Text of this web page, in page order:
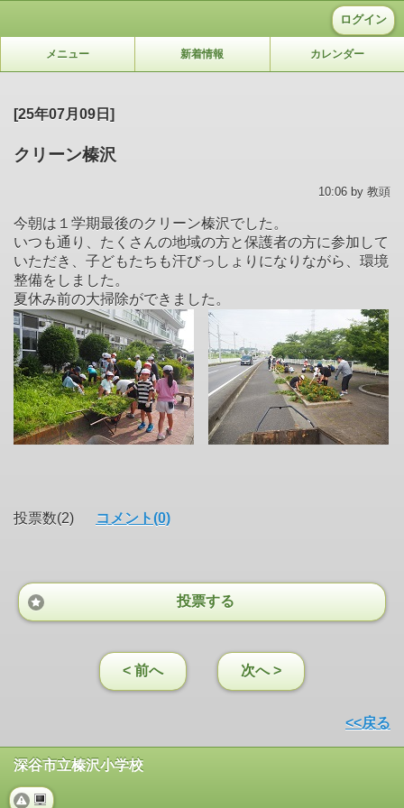
ログイン
メニュー 新着情報 カレンダー
[25年07月09日]
クリーン榛沢
10:06 by 教頭
今朝は１学期最後のクリーン榛沢でした。
いつも通り、たくさんの地域の方と保護者の方に参加して
いただき、子どもたちも汗びっしょりになりながら、環境
整備をしました。
夏休み前の大掃除ができました。
投票数(2) コメント(0)
投票する
< 前へ 次へ >
<<戻る
深谷市立榛沢小学校